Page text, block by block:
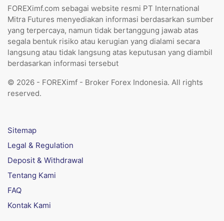
FOREXimf.com sebagai website resmi PT International
Mitra Futures menyediakan informasi berdasarkan sumber
yang terpercaya, namun tidak bertanggung jawab atas
segala bentuk risiko atau kerugian yang dialami secara
langsung atau tidak langsung atas keputusan yang diambil
berdasarkan informasi tersebut
© 2026 - FOREXimf - Broker Forex Indonesia. All rights
reserved.
Sitemap
Legal & Regulation
Deposit & Withdrawal
Tentang Kami
FAQ
Kontak Kami